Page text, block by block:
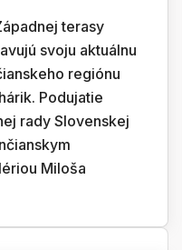
terasy
svoju aktuálnu
regiónu
Podujatie
rady Slovenskej
Miloša